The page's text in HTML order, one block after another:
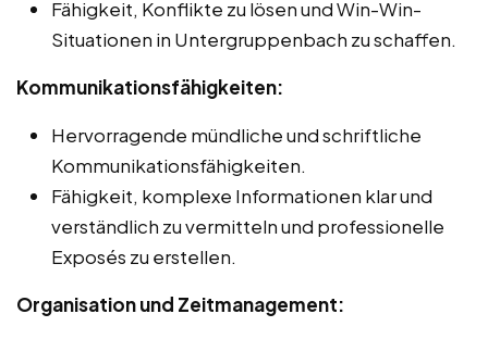
Fähigkeit, Konflikte zu lösen und Win-Win-
Situationen in Untergruppenbach zu schaffen.
Kommunikationsfähigkeiten:
Hervorragende mündliche und schriftliche
Kommunikationsfähigkeiten.
Fähigkeit, komplexe Informationen klar und
verständlich zu vermitteln und professionelle
Exposés zu erstellen.
Organisation und Zeitmanagement: